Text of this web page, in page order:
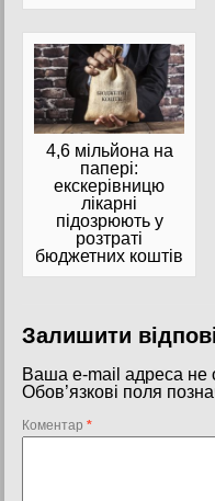
4,6 мільйона на
папері:
екскерівницю
лікарні
підозрюють у
розтраті
бюджетних коштів
Залишити
Ваша e-mail адреса не
Обов’язкові поля
Коментар *